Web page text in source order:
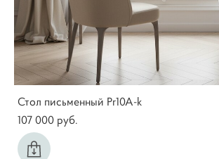
Стол письменный Pr10A-k
107 000 pуб.